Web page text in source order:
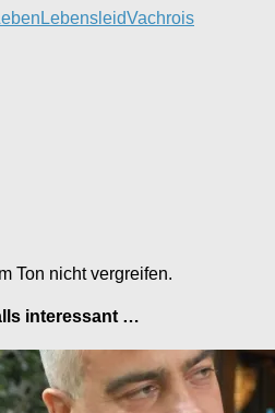
LebensleidVachrois
Ton nicht vergreifen.
interessant …